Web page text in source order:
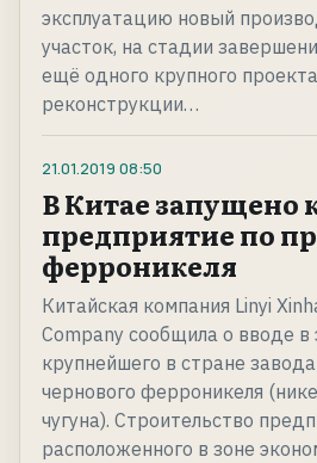
эксплуатацию новый
участок, на стадии
ещё одного крупного
реконструкции…
21.01.2019 08:50
В Китае запущено
предприятие по
ферроникеля
Китайская компания Linyi
Company сообщила о вводе в
крупнейшего в стране
чернового ферроникеля
чугуна). Строительство
расположенного в зоне